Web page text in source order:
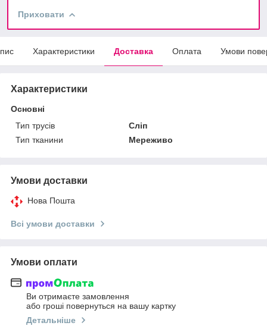
Приховати
Характеристики Доставка Оплата Умови
Характеристики
Основні
Тип трусів
Сліп
Тип тканини
Мереживо
Умови доставки
Нова Пошта
Всі умови доставки
Умови оплати
Ви отримаєте замовлення
або гроші повернуться на вашу картку
Детальніше